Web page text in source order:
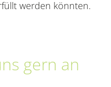
werden könnten.
gern an